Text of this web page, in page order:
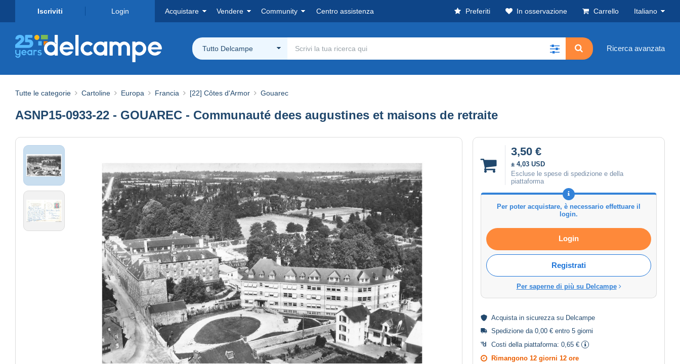
Iscriviti Login Acquistare Vendere Community Centro assistenza Preferiti In osservazione Carrello Italiano
Tutto Delcampe Ricerca avanzata
Tutte le categorie Cartoline Europa Francia [22] Côtes d'Armor Gouarec
ASNP15-0933-22 - GOUAREC - Communauté dees augustines et maisons de retraite
3,50 €
± 4,03 USD
Escluse le spese di spedizione e della
piattaforma
Per poter acquistare, è necessario effettuare il
login.
Login
Registrati
Per saperne di più su Delcampe
Acquista in sicurezza su Delcampe
Spedizione da 0,00 € entro 5 giorni
Costi della piattaforma: 0,65 €
Rimangono 12 giorni 12 ore